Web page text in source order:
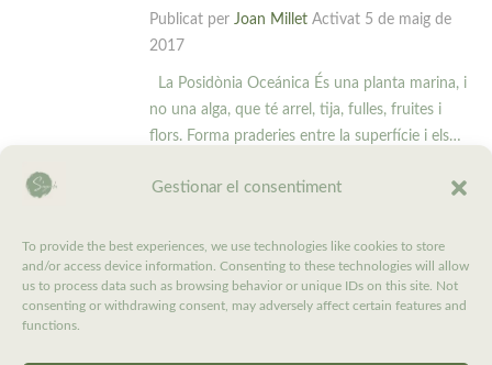
Gestionar el consentiment
To provide the best experiences, we use technologies like cookies to store
and/or access device information. Consenting to these technologies will allow
us to process data such as browsing behavior or unique IDs on this site. Not
consenting or withdrawing consent, may adversely affect certain features and
functions.
Publicat perJoan Millet Activat 5 de maig de
2017
La Posidònia Oceánica És una planta marina, i
no una alga, que té arrel, tija, fulles, fruites i
flors. Forma praderies entre la superfície i els…
l’Ebre el 22, 23 i 24 de Setembre
Publicat per Joan MilletActivat3 de maig de
2017